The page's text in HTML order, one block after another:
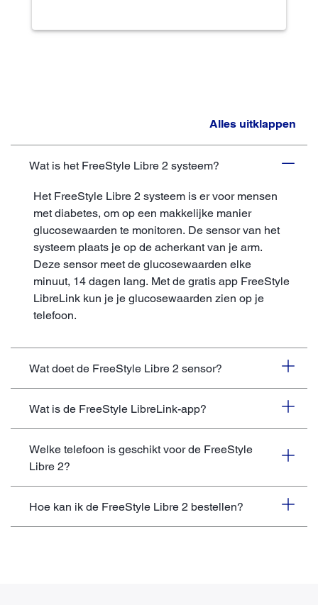
Alles uitklappen
Wat is het FreeStyle Libre 2 systeem?
Het FreeStyle Libre 2 systeem is er voor mensen
met diabetes, om op een makkelijke manier
glucosewaarden te monitoren. De sensor van het
systeem plaats je op de acherkant van je arm.
Deze sensor meet de glucosewaarden elke
minuut, 14 dagen lang. Met de gratis app FreeStyle
LibreLink kun je je glucosewaarden zien op je
telefoon.
Wat doet de FreeStyle Libre 2 sensor?
Wat is de FreeStyle LibreLink-app?
Welke telefoon is geschikt voor de FreeStyle
Libre 2?
Hoe kan ik de FreeStyle Libre 2 bestellen?